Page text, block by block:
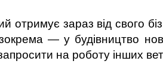
отримує зараз від свого
— у будівництво
на роботу інших